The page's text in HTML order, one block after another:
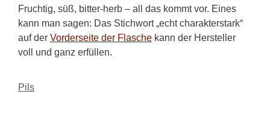
Fruchtig, süß, bitter-herb – all das kommt vor. Eines
kann man sagen: Das Stichwort „echt charakterstark“
auf der Vorderseite der Flasche kann der Hersteller
voll und ganz erfüllen.
Kategorien
Pils